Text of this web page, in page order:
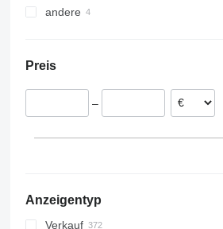
W-series
301
305
313
314
426
456
532
533
Toucan
L-series
XR
Polen
Frankreich
Spanien
Vereinigte Arabische Emirate
andere
Preis
–
Anzeigentyp
Verkauf